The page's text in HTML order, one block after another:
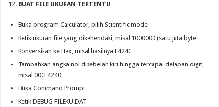
BUAT FILE UKURAN TERTENTU
Buka program Calculator, pilih Scientific mode
Ketik ukuran file yang dikehendaki, misal 1000000 (satu juta byte)
Konversikan ke Hex, misal hasilnya F4240
Tambahkan angka nol disebelah kiri hingga tercapai delapan digit,
misal 000F4240
Buka Command Prompt
Ketik DEBUG FILEKU.DAT